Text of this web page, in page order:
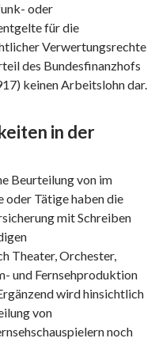
oder
für die
Verwertungsrechte
des Bundesfinanzhofs
keinen Arbeitslohn dar.
in der
Beurteilung von im
oder Tätige haben die
mit Schreiben
Theater, Orchester,
und Fernsehproduktion
wird hinsichtlich
von
noch